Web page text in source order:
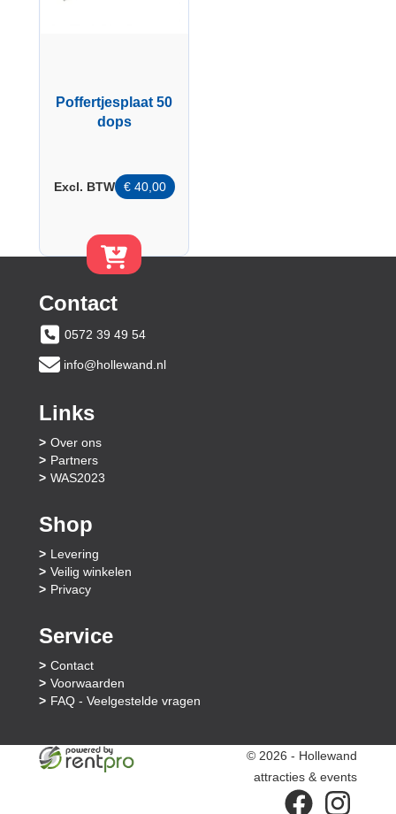
Poffertjesplaat 50
dops
€ 40,00
Excl. BTW
Contact
0572 39 49 54
info@hollewand.nl
Links
Over ons
Partners
WAS2023
Shop
Levering
Veilig winkelen
Privacy
Service
Contact
Voorwaarden
FAQ - Veelgestelde vragen
© 2026 - Hollewand
attracties & events
facebookinstagram